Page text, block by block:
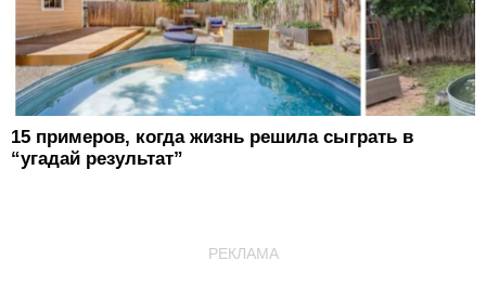
15 примеров, когда жизнь решила сыграть в
“угадай результат”
РЕКЛАМА